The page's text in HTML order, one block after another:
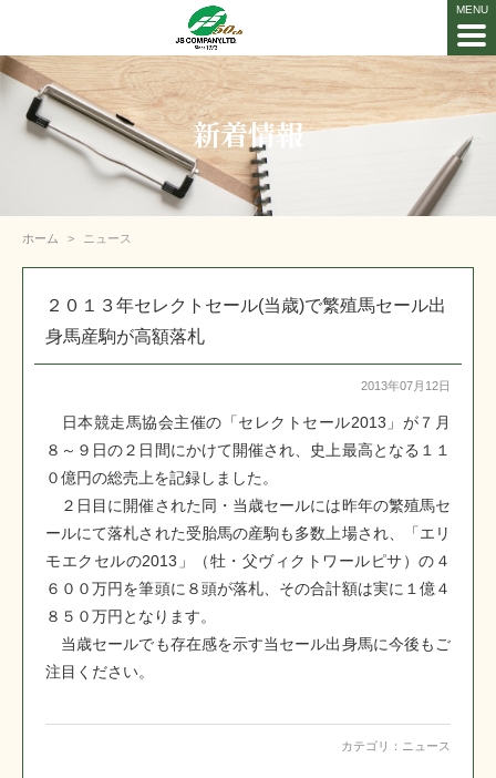
新着情報
ホーム ニュース
２０１３年セレクトセール(当歳)で繁殖馬セール出
身馬産駒が高額落札
2013年07月12日
日本競走馬協会主催の「セレクトセール2013」が７月
８～９日の２日間にかけて開催され、史上最高となる１１
０億円の総売上を記録しました。
２日目に開催された同・当歳セールには昨年の繁殖馬セ
ールにて落札された受胎馬の産駒も多数上場され、「エリ
モエクセルの2013」（牡・父ヴィクトワールピサ）の４
６００万円を筆頭に８頭が落札、その合計額は実に１億４
８５０万円となります。
当歳セールでも存在感を示す当セール出身馬に今後もご
注目ください。
カテゴリ： ニュース